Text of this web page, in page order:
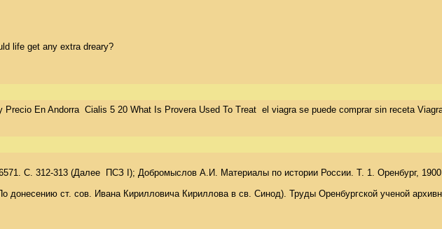
life get any extra dreary?
En Andorra  Cialis 5 20 What Is Provera Used To Treat  el viagra se puede comprar sin receta
С. 312-313 (Далее  ПСЗ I); Добромыслов А.И. Материалы по истории России. Т. 1. Оренбург,
донесению ст. сов. Ивана Кирилловича Кириллова в св. Синод). Труды Оренбургской ученой